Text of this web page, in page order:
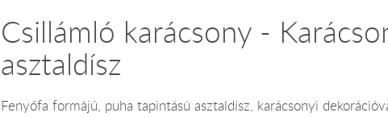
Csillámló karácsony -
asztaldísz
Fenyőfa formájú, puha tapintású asztaldísz, karácsonyi